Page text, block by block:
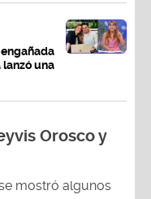
lanzó una
Orosco y
mostró algunos